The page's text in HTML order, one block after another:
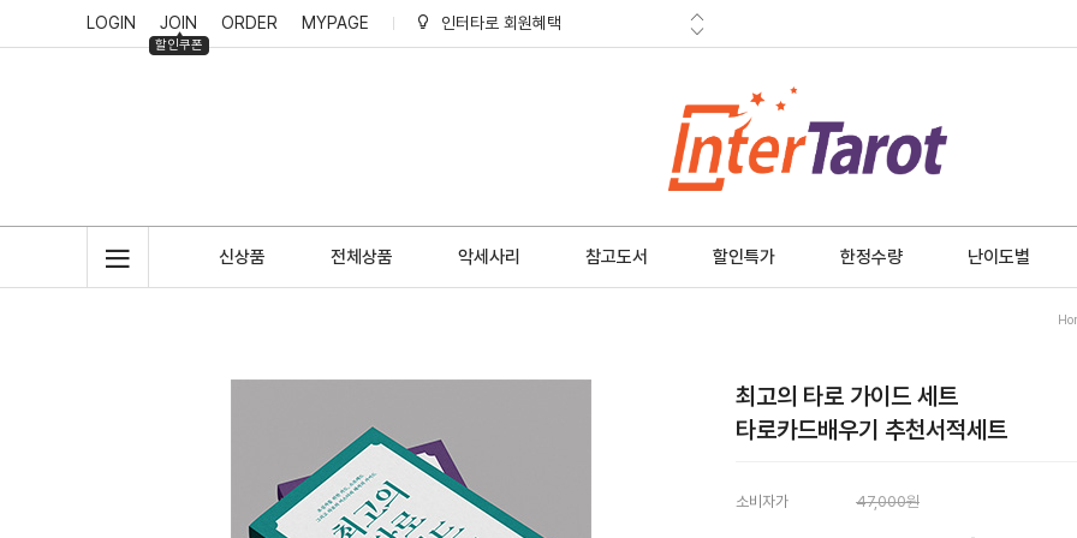
LOGIN JOIN
할인쿠폰
ORDER MYPAGE
인터타로 적립금 소멸안내
신상품 전체상품 악세사리 참고도서 할인특가 한정수량 난이도별
최고의 타로 가이드 세트
타로카드배우기 추천서적세트
소비자가 47,000원